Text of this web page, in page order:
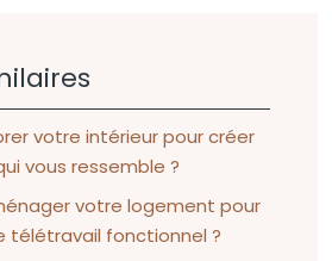
votre intérieur pour créer
vous ressemble ?
votre logement pour
télétravail fonctionnel ?